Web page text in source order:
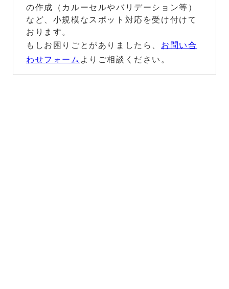
の作成（カルーセルやバリデーション等）
など、小規模なスポット対応を受け付けて
おります。
もしお困りごとがありましたら、 お問い合
わせフォーム よりご相談ください。